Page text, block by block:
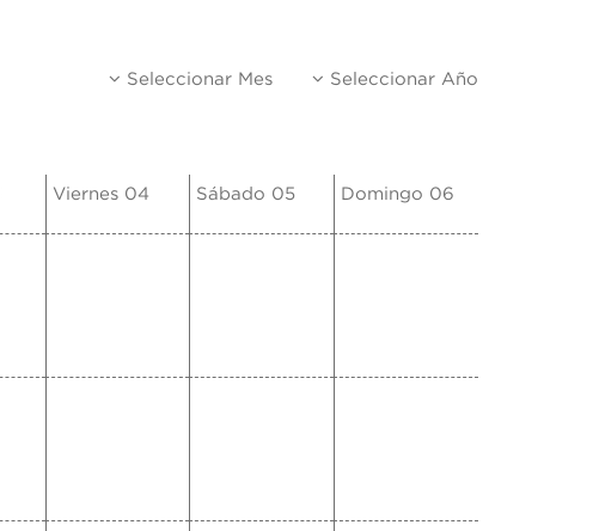
Seleccionar Mes Seleccionar Año
Viernes 04 Sábado 05 Domingo 06